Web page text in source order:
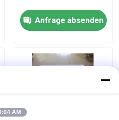
Anfrage absenden
AM